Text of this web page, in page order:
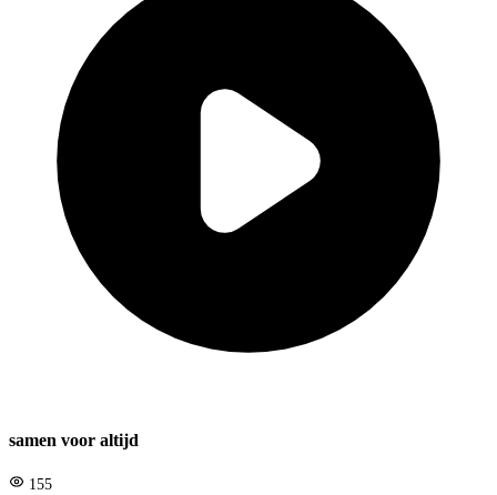
samen voor altijd
155